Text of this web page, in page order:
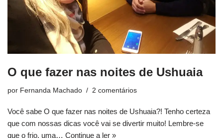
O que fazer nas noites de Ushuaia
por Fernanda Machado 2 comentários
Você sabe O que fazer nas noites de Ushuaia?! Tenho certeza
que com nossas dicas você vai se divertir muito! Lembre-se
que o frio, uma… Continue a ler »